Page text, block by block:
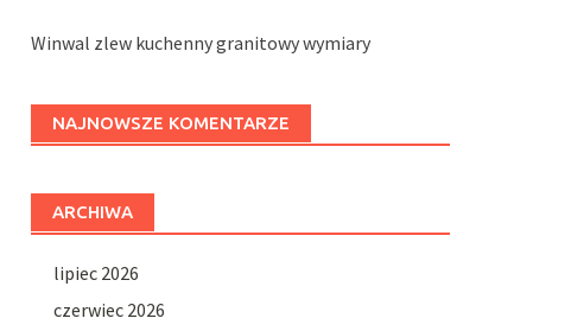
Winwal zlew kuchenny granitowy wymiary
NAJNOWSZE KOMENTARZE
ARCHIWA
lipiec 2026
czerwiec 2026